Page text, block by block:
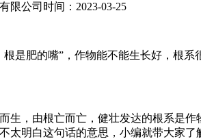
限公司 时间：2023-03-25
肥的嘴”，作物能不能生长好，根系
，由根亡而亡，健壮发达的根系是作
太明白这句话的意思，小编就带大家了